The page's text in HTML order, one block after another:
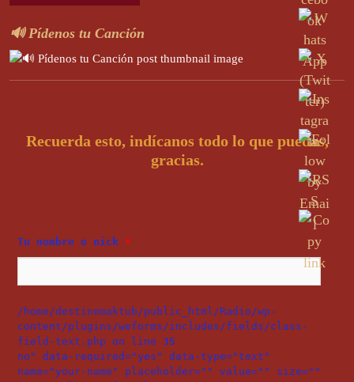
🔊 Pídenos tu Canción
Recuerda esto, indícanos todo lo que puedas,
gracias.
Tu nombre o nick *
/home/destinomaktub/public_html/Radio/wp-
content/plugins/weforms/includes/fields/class-
field-text.php on line 35
no" data-required="yes" data-type="text"
name="your-name" placeholder="" value="" size=""